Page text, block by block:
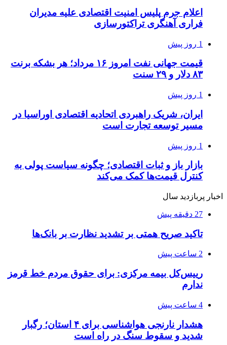
اعلام جرم پلیس امنیت اقتصادی علیه مدیران
فراری آهنگری تراکتورسازی
1 روز پیش
قیمت جهانی نفت امروز ۱۶ مرداد؛ هر بشکه برنت
۸۳ دلار و ۲۹ سنت
1 روز پیش
ایران، شریک راهبردی اتحادیه اقتصادی اوراسیا در
مسیر توسعه تجارت است
1 روز پیش
بازار باز و ثبات اقتصادی؛ چگونه سیاست پولی به
کنترل قیمت‌ها کمک می‌کند
اخبار پربازدید سال
27 دقیقه پیش
تاکید صریح همتی بر تشدید نظارت بر بانک‌ها
2 ساعت پیش
رییس‌کل بیمه مرکزی: برای حقوق مردم خط قرمز
ندارم
4 ساعت پیش
هشدار نارنجی هواشناسی برای ۴ استان؛ رگبار
شدید و سقوط سنگ در راه است